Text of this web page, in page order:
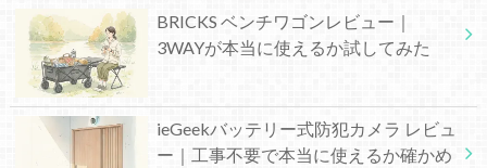
BRICKS ベンチワゴンレビュー｜
3WAYが本当に使えるか試してみた
ieGeekバッテリー式防犯カメラ レビュ
ー｜工事不要で本当に使えるか確かめ